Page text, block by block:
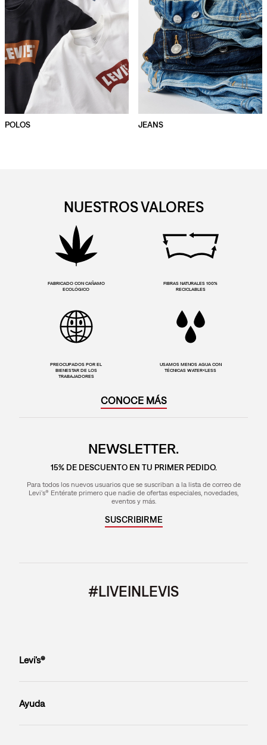
POLOS JEANS
NUESTROS VALORES
FABRICADO CON CAÑAMO
ECOLÓGICO
FIBRAS NATURALES 100%
RECICLABLES
PREOCUPADOS POR EL
BIENESTAR DE LOS
TRABAJADORES
USAMOS MENOS AGUA CON
TÉCNICAS WATER<LESS
CONOCE MÁS
NEWSLETTER.
15% DE DESCUENTO EN TU PRIMER PEDIDO.
Para todos los nuevos usuarios que se suscriban a la lista de correo de
Levi's® Entérate primero que nadie de ofertas especiales, novedades,
eventos y más.
SUSCRIBIRME
#LIVEINLEVIS
Levi’s®
Ayuda